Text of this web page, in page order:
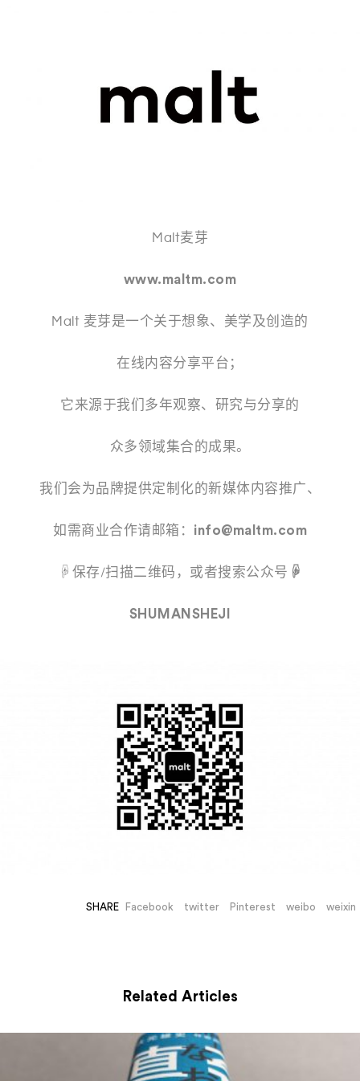
Malt麦芽
www.maltm.com
Malt 麦芽是一个关于想象、美学及创造的
在线内容分享平台；
它来源于我们多年观察、研究与分享的
众多领域集合的成果。
我们会为品牌提供定制化的新媒体内容推广、
如需商业合作请邮箱： info@maltm.com
☟保存/扫描二维码，或者搜索公众号 ☟
SHUMANSHEJI
SHARE Facebook twitter Pinterest weibo weixin
Related Articles